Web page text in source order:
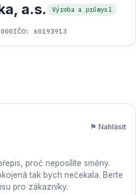
a.s. Výroba a průmysl
IČO: 60193913
proč neposílíte směny.
tak bych nečekala. Berte
pro zákazníky.
⚑ Nahlásit